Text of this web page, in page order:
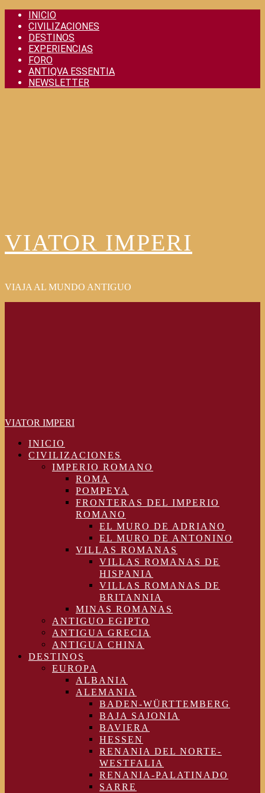
Skip
content
INICIO
CIVILIZACIONES
DESTINOS
EXPERIENCIAS
FORO
ANTIQVA ESSENTIA
NEWSLETTER
VIATOR IMPERI
VIAJA AL MUNDO ANTIGUO
VIATOR IMPERI
INICIO
CIVILIZACIONES
IMPERIO ROMANO
ROMA
POMPEYA
FRONTERAS DEL IMPERIO
ROMANO
EL MURO DE ADRIANO
EL MURO DE ANTONINO
VILLAS ROMANAS
VILLAS ROMANAS DE
HISPANIA
VILLAS ROMANAS DE
BRITANNIA
MINAS ROMANAS
ANTIGUO EGIPTO
ANTIGUA GRECIA
ANTIGUA CHINA
DESTINOS
EUROPA
ALBANIA
ALEMANIA
BADEN-WÜRTTEMBERG
BAJA SAJONIA
BAVIERA
HESSEN
RENANIA DEL NORTE-
WESTFALIA
RENANIA-PALATINADO
SARRE